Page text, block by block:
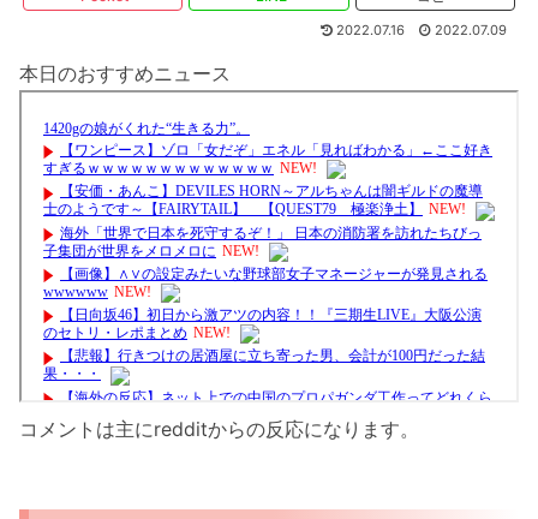
2022.07.16 2022.07.09
本日のおすすめニュース
コメントは主にredditからの反応になります。